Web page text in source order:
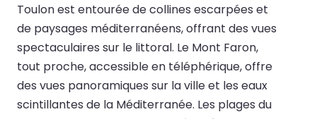
Toulon est entourée de collines escarpées et
de paysages méditerranéens, offrant des vues
spectaculaires sur le littoral. Le Mont Faron,
tout proche, accessible en téléphérique, offre
des vues panoramiques sur la ville et les eaux
scintillantes de la Méditerranée. Les plages du